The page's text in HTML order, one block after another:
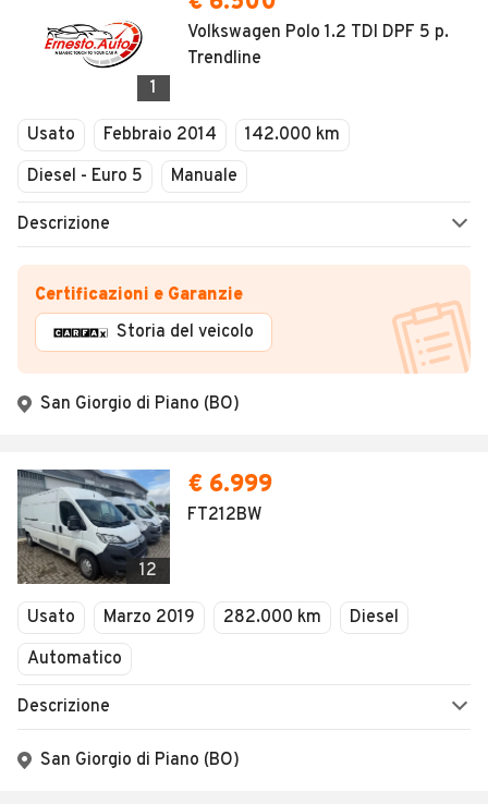
1
Volkswagen Polo 1.2 TDI DPF 5 p.
Trendline
Usato Febbraio 2014
142.000 km
Diesel - Euro 5
Manuale
Descrizione
Certificazioni e Garanzie
Storia del veicolo
San Giorgio di Piano (BO)
12
€ 6.999
FT212BW
Usato Marzo 2019 282.000 km
Diesel
Automatico
Descrizione
San Giorgio di Piano (BO)